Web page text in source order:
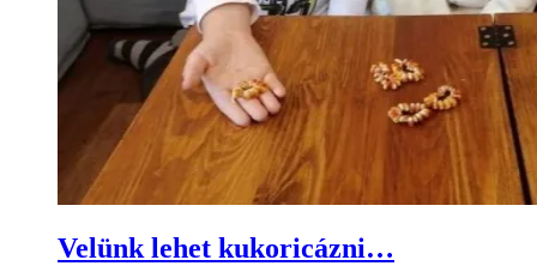
Velünk lehet kukoricázni…